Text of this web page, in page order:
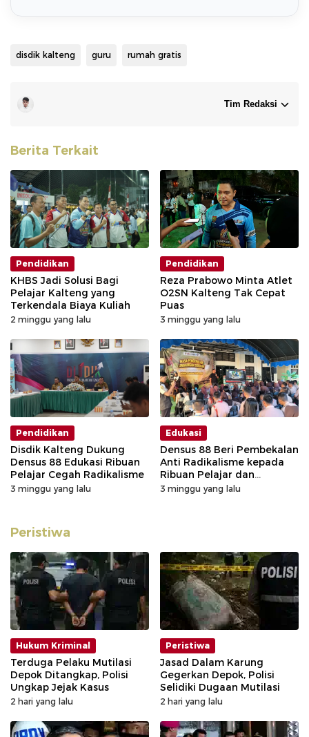
disdik kalteng guru rumah gratis
Tim Redaksi
Berita Terkait
Pendidikan
KHBS Jadi Solusi Bagi
Pelajar Kalteng yang
Terkendala Biaya Kuliah
2 minggu yang lalu
Pendidikan
Reza Prabowo Minta Atlet
O2SN Kalteng Tak Cepat
Puas
3 minggu yang lalu
Pendidikan
Disdik Kalteng Dukung
Densus 88 Edukasi Ribuan
Pelajar Cegah Radikalisme
3 minggu yang lalu
Edukasi
Densus 88 Beri Pembekalan
Anti Radikalisme kepada
Ribuan Pelajar dan
Mahasiswa di Kalteng
3 minggu yang lalu
Peristiwa
Hukum Kriminal
Terduga Pelaku Mutilasi
Depok Ditangkap, Polisi
Ungkap Jejak Kasus
2 hari yang lalu
Peristiwa
Jasad Dalam Karung
Gegerkan Depok, Polisi
Selidiki Dugaan Mutilasi
2 hari yang lalu